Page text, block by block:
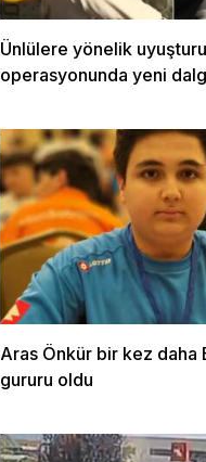
Ünlülere yönelik
operasyonunda yeni
Aras Önkür bir kez daha
gururu oldu